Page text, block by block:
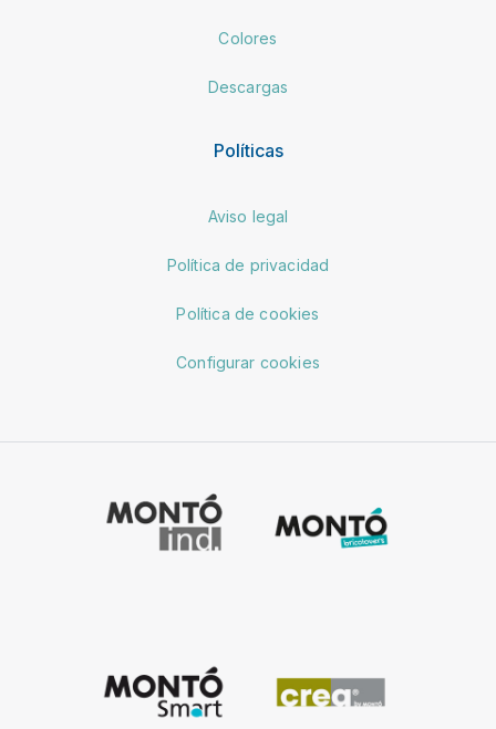
Colores
Descargas
Políticas
Aviso legal
Política de privacidad
Política de cookies
Configurar cookies